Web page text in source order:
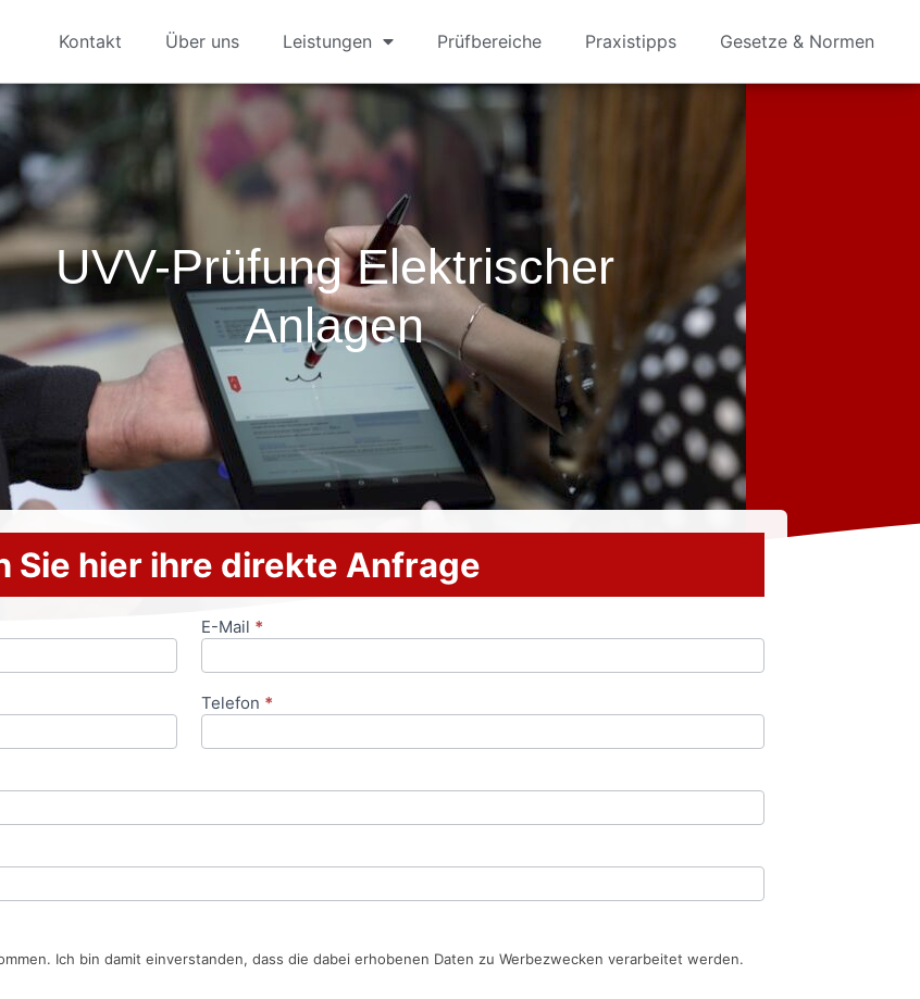
Kontakt Über uns Leistungen Prüfbereiche Praxistipps Gesetze & Normen
UVV-Prüfung Elektrischer
Anlagen
Sie hier ihre direkte Anfrage
E-Mail *
Telefon *
Ich bin damit einverstanden, dass die dabei erhobenen Daten zu Werbezwecken verarbeitet werden.